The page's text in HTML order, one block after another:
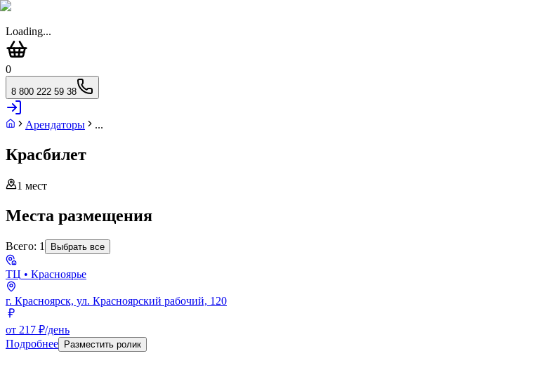
Loading...
0
8 800 222 59 38
Арендаторы ...
Красбилет
1 мест
Места размещения
Всего: 1 Выбрать все
ТЦ • Красноярье
г. Красноярск, ул. Красноярский рабочий, 120
от 217 ₽/день
Подробнее Разместить ролик